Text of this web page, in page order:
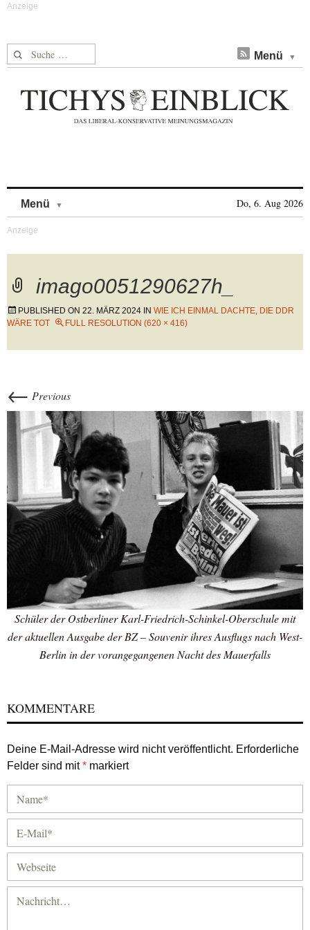
Suche nach: Menü
Menü Do, 6. Aug 2026
imago0051290627h_
PUBLISHED ON 22. MÄRZ 2024 IN WIE ICH EINMAL DACHTE, DIE DDR
WÄRE TOT
FULL RESOLUTION (620 × 416)
← Previous
Schüler der Ostberliner Karl-Friedrich-Schinkel-Oberschule mit
der aktuellen Ausgabe der BZ – Souvenir ihres Ausflugs nach West-
Berlin in der vorangegangenen Nacht des Mauerfalls
KOMMENTARE
Deine E-Mail-Adresse wird nicht veröffentlicht. Erforderliche
Felder sind mit* markiert